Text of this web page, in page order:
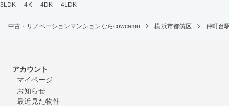
3LDK
4K 4DK 4LDK
中古・リノベーションマンションならcowcamo 横浜市都筑区 仲町台
アカウント
マイページ
お知らせ
最近見た物件